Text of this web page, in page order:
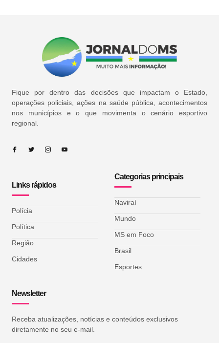
Fique por dentro das decisões que impactam o Estado,
operações policiais, ações na saúde pública, acontecimentos
nos municípios e o que movimenta o cenário esportivo
regional.
Links rápidos
Polícia
Política
Região
Cidades
Categorias principais
Naviraí
Mundo
MS em Foco
Brasil
Esportes
Newsletter
Receba atualizações, notícias e conteúdos exclusivos
diretamente no seu e-mail.